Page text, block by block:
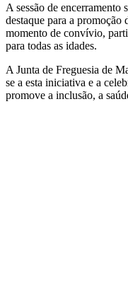
A sessão de encerramento
destaque para a promoção
momento de convívio,
para todas as idades.
A Junta de Freguesia de
se a esta iniciativa e a
promove a inclusão, a